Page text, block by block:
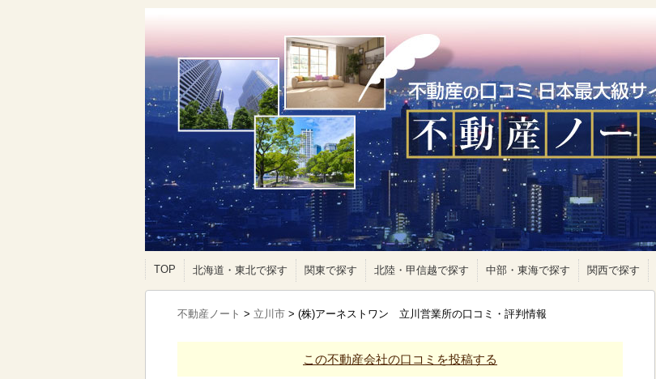
TOP 北海道・東北で探す 関東で探す 北陸・甲信越で探す 中部・東海で探す 関西で探す
不動産ノート > 立川市 > (株)アーネストワン 立川営業所の口コミ・評判情報
この不動産会社の口コミを投稿する